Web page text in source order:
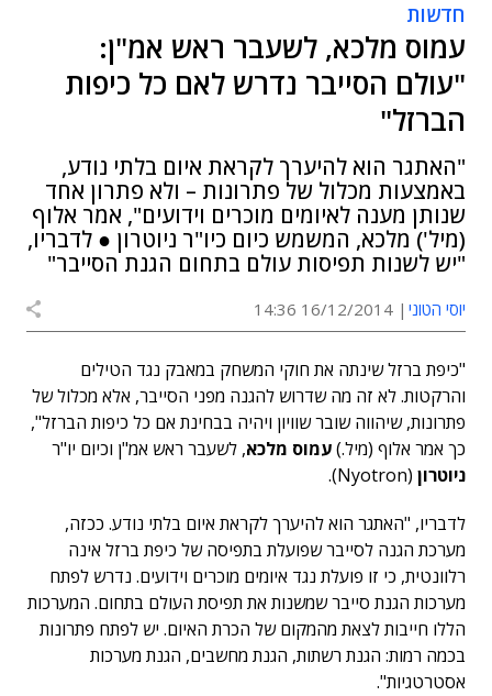
חדשות
עמוס מלכא, לשעבר ראש אמ"ן:
"עולם הסייבר נדרש לאם כל כיפות
הברזל"
"האתגר הוא להיערך לקראת איום בלתי נודע,
באמצעות מכלול של פתרונות – ולא פתרון אחד
שנותן מענה לאיומים מוכרים וידועים", אמר אלוף
(מיל') מלכא, המשמש כיום כיו"ר ניוטרון ● לדבריו,
"יש לשנות תפיסות עולם בתחום הגנת הסייבר"
יוסי הטוני 16/12/2014 14:36
"כיפת ברזל שינתה את חוקי המשחק במאבק נגד הטילים
והרקטות. לא זה מה שדרוש להגנה מפני הסייבר, אלא מכלול של
פתרונות, שיהווה שובר שוויון ויהיה בבחינת אם כל כיפות הברזל",
כך אמר אלוף (מיל.)עמוס מלכא, לשעבר ראש אמ"ן וכיום יו"ר
ניוטרון (Nyotron).
לדבריו, "האתגר הוא להיערך לקראת איום בלתי נודע. ככזה,
מערכת הגנה לסייבר שפועלת בתפיסה של כיפת ברזל אינה
רלוונטית, כי זו פועלת נגד איומים מוכרים וידועים. נדרש לפתח
מערכות הגנת סייבר שמשנות את תפיסת העולם בתחום. המערכות
הללו חייבות לצאת מהמקום של הכרת האיום. יש לפתח פתרונות
בכמה רמות: הגנת רשתות, הגנת מחשבים, הגנת מערכות
אסטרטגיות".